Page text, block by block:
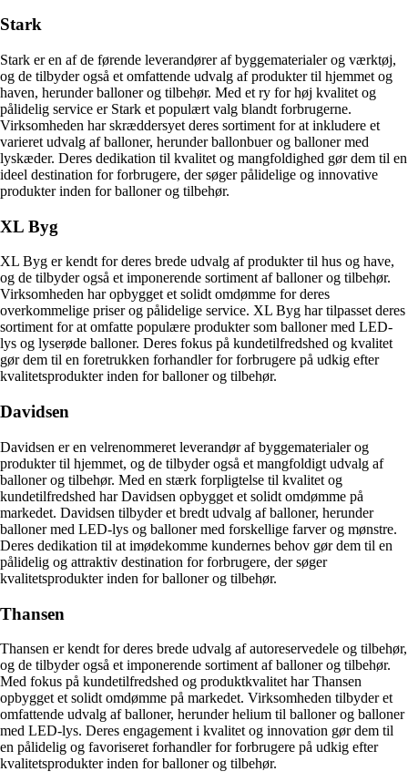
Stark
Stark er en af de førende leverandører af byggematerialer og værktøj,
og de tilbyder også et omfattende udvalg af produkter til hjemmet og
haven, herunder balloner og tilbehør. Med et ry for høj kvalitet og
pålidelig service er Stark et populært valg blandt forbrugerne.
Virksomheden har skræddersyet deres sortiment for at inkludere et
varieret udvalg af balloner, herunder ballonbuer og balloner med
lyskæder. Deres dedikation til kvalitet og mangfoldighed gør dem til en
ideel destination for forbrugere, der søger pålidelige og innovative
produkter inden for balloner og tilbehør.
XL Byg
XL Byg er kendt for deres brede udvalg af produkter til hus og have,
og de tilbyder også et imponerende sortiment af balloner og tilbehør.
Virksomheden har opbygget et solidt omdømme for deres
overkommelige priser og pålidelige service. XL Byg har tilpasset deres
sortiment for at omfatte populære produkter som balloner med LED-
lys og lyserøde balloner. Deres fokus på kundetilfredshed og kvalitet
gør dem til en foretrukken forhandler for forbrugere på udkig efter
kvalitetsprodukter inden for balloner og tilbehør.
Davidsen
Davidsen er en velrenommeret leverandør af byggematerialer og
produkter til hjemmet, og de tilbyder også et mangfoldigt udvalg af
balloner og tilbehør. Med en stærk forpligtelse til kvalitet og
kundetilfredshed har Davidsen opbygget et solidt omdømme på
markedet. Davidsen tilbyder et bredt udvalg af balloner, herunder
balloner med LED-lys og balloner med forskellige farver og mønstre.
Deres dedikation til at imødekomme kundernes behov gør dem til en
pålidelig og attraktiv destination for forbrugere, der søger
kvalitetsprodukter inden for balloner og tilbehør.
Thansen
Thansen er kendt for deres brede udvalg af autoreservedele og tilbehør,
og de tilbyder også et imponerende sortiment af balloner og tilbehør.
Med fokus på kundetilfredshed og produktkvalitet har Thansen
opbygget et solidt omdømme på markedet. Virksomheden tilbyder et
omfattende udvalg af balloner, herunder helium til balloner og balloner
med LED-lys. Deres engagement i kvalitet og innovation gør dem til
en pålidelig og favoriseret forhandler for forbrugere på udkig efter
kvalitetsprodukter inden for balloner og tilbehør.